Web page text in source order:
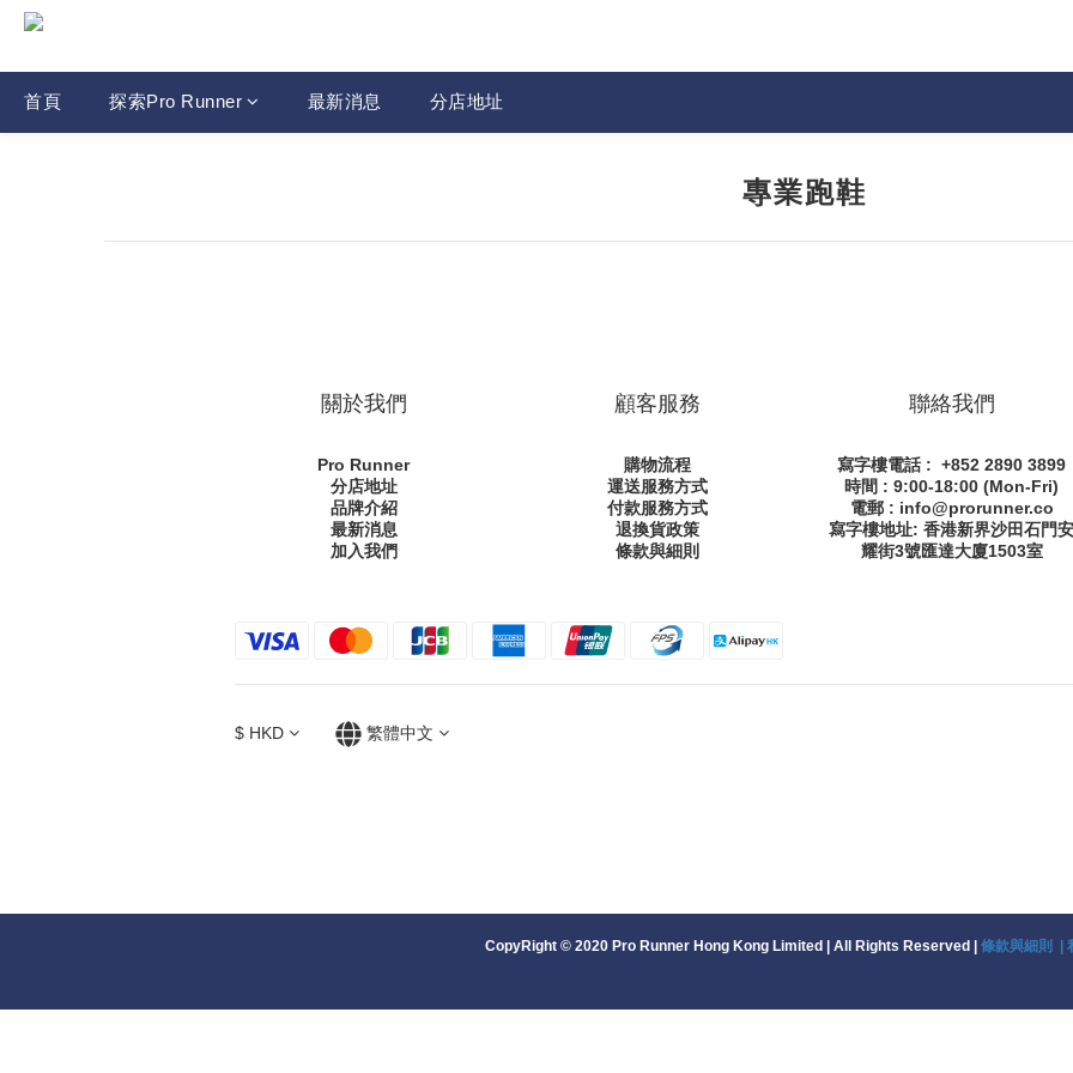
首頁 探索Pro Runner 最新消息 分店地址
專業跑鞋
關於我們
Pro Runner
分店地址
品牌介紹
最新消息
加入我們
顧客服務
購物流程
運送服務方式
付款服務方式
退換貨政策
條款與細則
聯絡我們
寫字樓電話 : +852 2890 3899
時間 : 9:00-18:00 (Mon-Fri)
電郵 : info@prorunner.co
寫字樓地址: 香港新界沙田石門
耀街3號匯達大廈1503室
$ HKD 繁體中文
CopyRight © 2020 Pro Runner Hong Kong Limited | All Rights Reserved | 條款與細則 |